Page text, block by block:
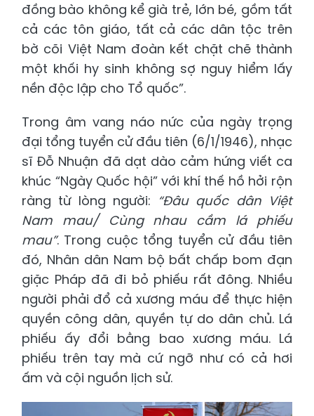
đồng bào không kể già trẻ, lớn bé, gồm tất
cả các tôn giáo, tất cả các dân tộc trên
bờ cõi Việt Nam đoàn kết chặt chẽ thành
một khối hy sinh không sợ nguy hiểm lấy
nền độc lập cho Tổ quốc”.
Trong âm vang náo nức của ngày trọng
đại tổng tuyển cử đầu tiên (6/1/1946), nhạc
sĩ Đỗ Nhuận đã dạt dào cảm hứng viết ca
khúc “Ngày Quốc hội” với khí thế hồ hởi rộn
ràng từ lòng người: “Đâu quốc dân Việt
Nam mau/ Cùng nhau cầm lá phiếu
mau”. Trong cuộc tổng tuyển cử đầu tiên
đó, Nhân dân Nam bộ bất chấp bom đạn
giặc Pháp đã đi bỏ phiếu rất đông. Nhiều
người phải đổ cả xương máu để thực hiện
quyền công dân, quyền tự do dân chủ. Lá
phiếu ấy đổi bằng bao xương máu. Lá
phiếu trên tay mà cứ ngỡ như có cả hơi
ấm và cội nguồn lịch sử.